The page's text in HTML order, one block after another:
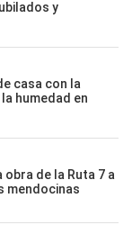
y
casa con la
humedad en
obra de la Ruta 7 a
mendocinas